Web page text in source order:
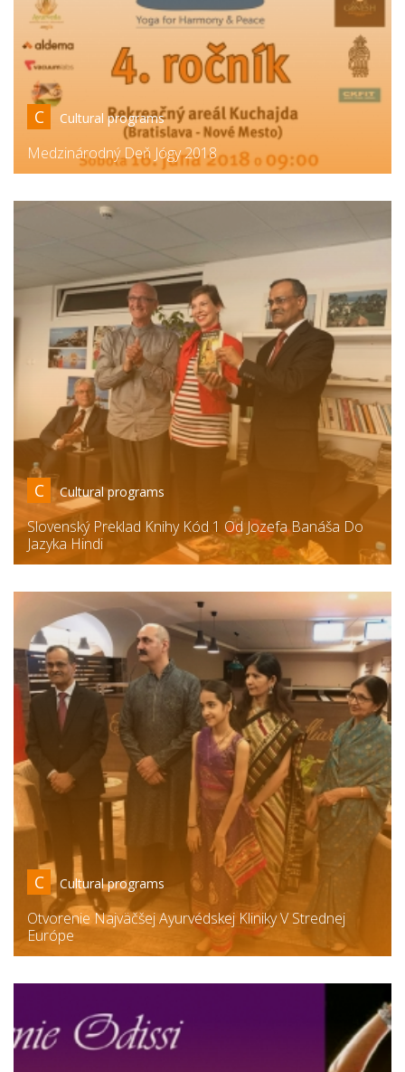
C Cultural programs
Medzinárodný Deň Jógy 2018
C Cultural programs
Slovenský Preklad Knihy Kód 1 Od Jozefa Banáša Do
Jazyka Hindi
C Cultural programs
Otvorenie Najväčšej Ayurvédskej Kliniky V Strednej
Európe